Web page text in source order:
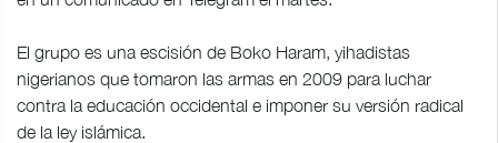
El grupo es una escisión de Boko Haram, yihadistas
nigerianos que tomaron las armas en 2009 para luchar
contra la educación occidental e imponer su versión radical
de la ley islámica.